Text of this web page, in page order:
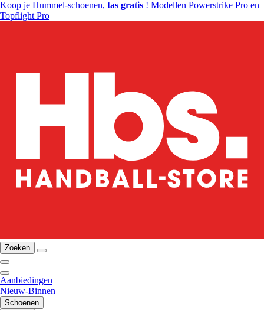
Koop je Hummel-schoenen, tas gratis ! Modellen Powerstrike Pro en
Topflight Pro
Zoeken
Aanbiedingen
Nieuw-Binnen
Schoenen